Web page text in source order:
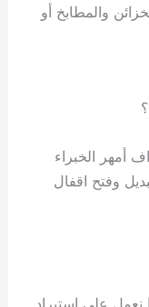
والمطابخ أو
أمهر الخبراء
وفتح اقفال
نعمل على استيراد